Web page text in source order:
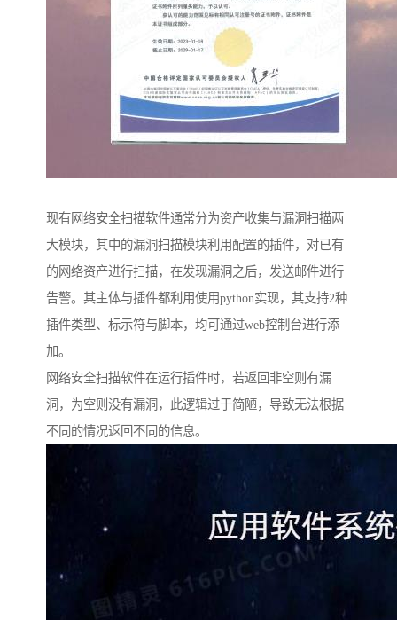
现有网络安全扫描软件通常分为资产收集与漏洞扫描两
大模块，其中的漏洞扫描模块利用配置的插件，对已有
的网络资产进行扫描，在发现漏洞之后，发送邮件进行
告警。其主体与插件都利用使用python实现，其支持2种
插件类型、标示符与脚本，均可通过web控制台进行添
加。
网络安全扫描软件在运行插件时，若返回非空则有漏
洞，为空则没有漏洞，此逻辑过于简陋，导致无法根据
不同的情况返回不同的信息。